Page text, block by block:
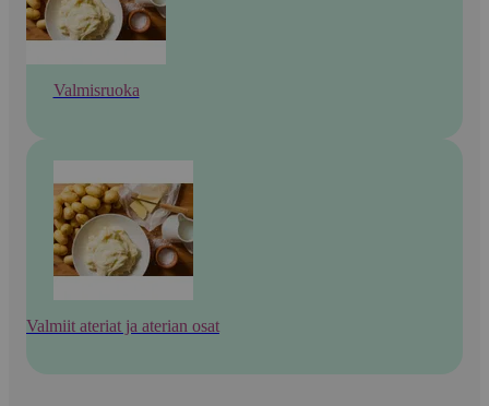
Valmisruoka
Valmiit ateriat ja aterian osat